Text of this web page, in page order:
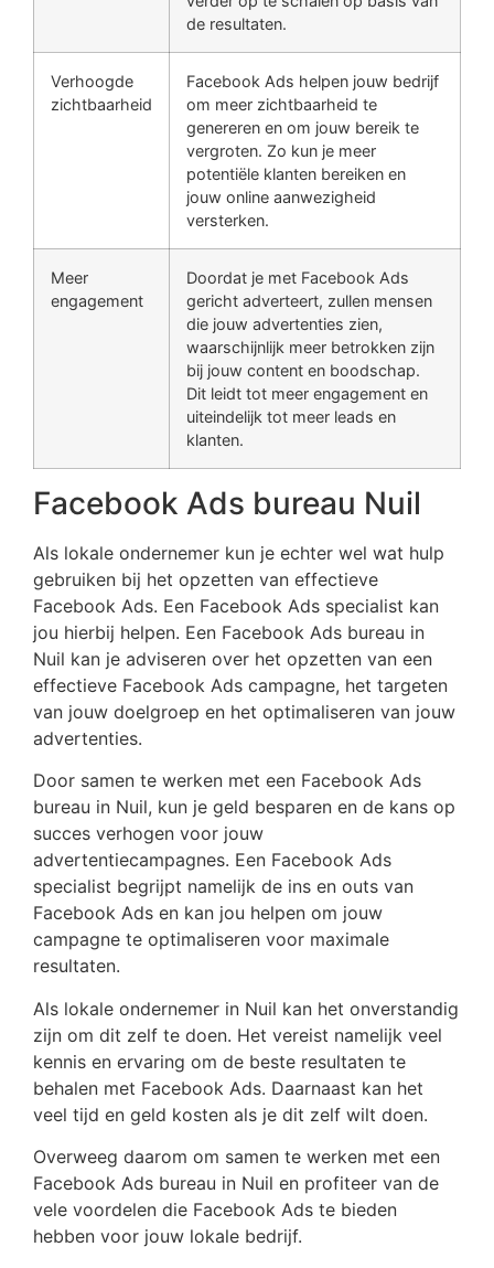
de resultaten.
Verhoogde
zichtbaarheid
Facebook Ads helpen jouw bedrijf
om meer zichtbaarheid te
genereren en om jouw bereik te
vergroten. Zo kun je meer
potentiële klanten bereiken en
jouw online aanwezigheid
versterken.
Meer
engagement
Doordat je met Facebook Ads
gericht adverteert, zullen mensen
die jouw advertenties zien,
waarschijnlijk meer betrokken zijn
bij jouw content en boodschap.
Dit leidt tot meer engagement en
uiteindelijk tot meer leads en
klanten.
Facebook Ads bureau Nuil
Als lokale ondernemer kun je echter wel wat hulp
gebruiken bij het opzetten van effectieve
Facebook Ads. Een Facebook Ads specialist kan
jou hierbij helpen. Een Facebook Ads bureau in
Nuil kan je adviseren over het opzetten van een
effectieve Facebook Ads campagne, het targeten
van jouw doelgroep en het optimaliseren van jouw
advertenties.
Door samen te werken met een Facebook Ads
bureau in Nuil, kun je geld besparen en de kans op
succes verhogen voor jouw
advertentiecampagnes. Een Facebook Ads
specialist begrijpt namelijk de ins en outs van
Facebook Ads en kan jou helpen om jouw
campagne te optimaliseren voor maximale
resultaten.
Als lokale ondernemer in Nuil kan het onverstandig
zijn om dit zelf te doen. Het vereist namelijk veel
kennis en ervaring om de beste resultaten te
behalen met Facebook Ads. Daarnaast kan het
veel tijd en geld kosten als je dit zelf wilt doen.
Overweeg daarom om samen te werken met een
Facebook Ads bureau in Nuil en profiteer van de
vele voordelen die Facebook Ads te bieden
hebben voor jouw lokale bedrijf.